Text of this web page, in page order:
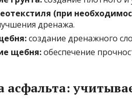
(при
дренажа.
создание дренажного
щебня:обеспечение
асфальта: